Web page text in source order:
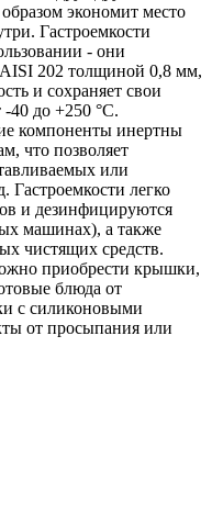
экономит место
Гастроемкости
- они
202 толщиной 0,8 мм,
и сохраняет свои
-40 до +250 °С.
компоненты инертны
что позволяет
или
Гастроемкости легко
и дезинфицируются
машинах), а также
чистящих средств.
приобрести крышки,
блюда от
с силиконовыми
от просыпания или